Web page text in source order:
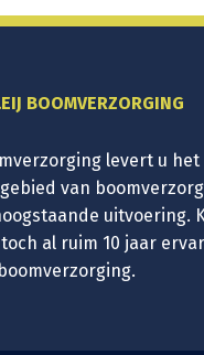
BOOMVERZORGING
levert u
van
uitvoering.
al ruim 10 jaar